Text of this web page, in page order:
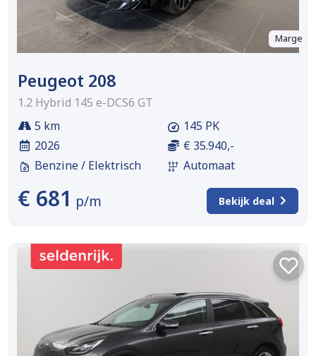
Marge
Peugeot 208
1.2 Hybrid 145 e-DCS6 GT
5 km
2026
Benzine / Elektrisch
145 PK
€ 35.940,-
Automaat
€ 681 p/m Bekijk deal